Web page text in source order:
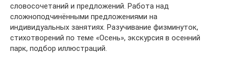
словосочетаний и предложений. Работа над
сложноподчинёнными предложениями на
индивидуальных занятиях. Разучивание физминуток,
стихотворений по теме «Осень», экскурсия в осенний
парк, подбор иллюстраций.